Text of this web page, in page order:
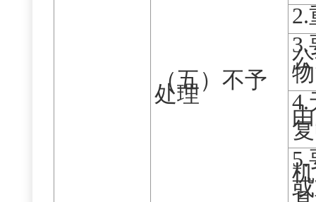
（五）不予
处理
2.
3.
物
4.
5.